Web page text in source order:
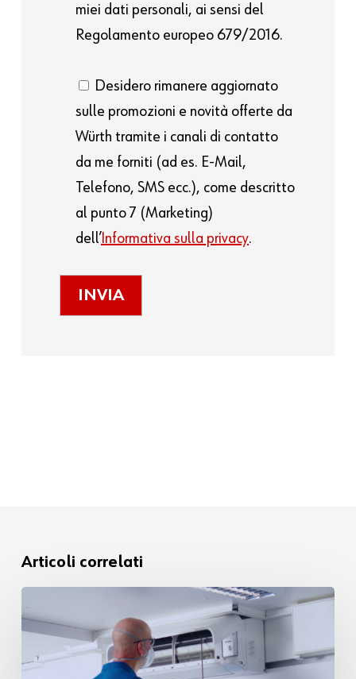
miei dati personali, ai sensi del
Regolamento europeo 679/2016.
Desidero rimanere aggiornato
sulle promozioni e novità offerte da
Würth tramite i canali di contatto
da me forniti (ad es. E-Mail,
Telefono, SMS ecc.), come descritto
al punto 7 (Marketing)
dell’Informativa sulla privacy.
Articoli correlati